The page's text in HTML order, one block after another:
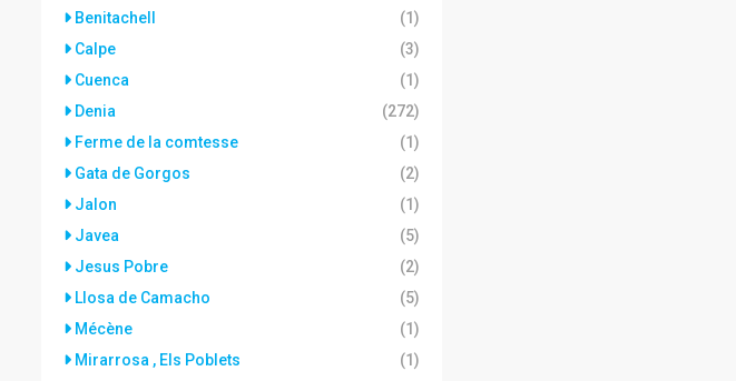
Benitachell
(1)
Calpe
(3)
Cuenca
(1)
Denia
(272)
Ferme de la comtesse
(1)
Gata de Gorgos
(2)
Jalon
(1)
Javea
(5)
Jesus Pobre
(2)
Llosa de Camacho
(5)
Mécène
(1)
Mirarrosa , Els Poblets
(1)